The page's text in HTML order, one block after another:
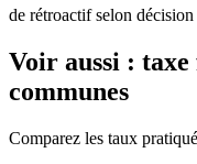
de rétroactif selon décision
Voir aussi :
communes
Comparez les taux